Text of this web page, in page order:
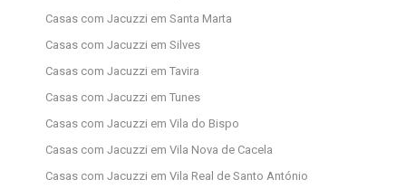
Casas com Jacuzzi em Santa Marta
Casas com Jacuzzi em Silves
Casas com Jacuzzi em Tavira
Casas com Jacuzzi em Tunes
Casas com Jacuzzi em Vila do Bispo
Casas com Jacuzzi em Vila Nova de Cacela
Casas com Jacuzzi em Vila Real de Santo António